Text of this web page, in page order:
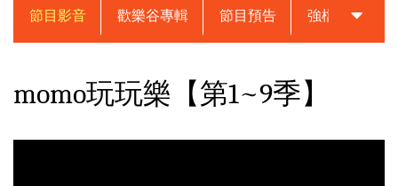
節目影音 歡樂谷專輯 節目預告 強檔動畫預告
momo玩玩樂【第1~9季】